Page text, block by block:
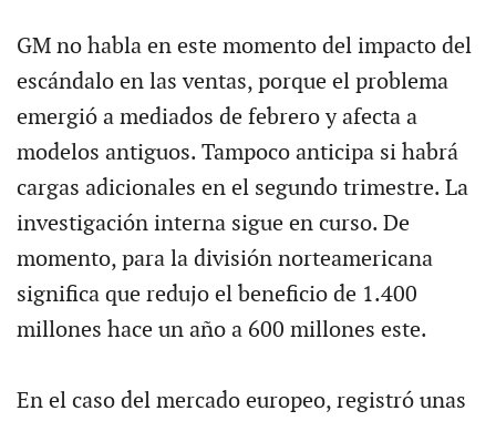
GM no habla en este momento del impacto del
escándalo en las ventas, porque el problema
emergió a mediados de febrero y afecta a
modelos antiguos. Tampoco anticipa si habrá
cargas adicionales en el segundo trimestre. La
investigación interna sigue en curso. De
momento, para la división norteamericana
significa que redujo el beneficio de 1.400
millones hace un año a 600 millones este.
En el caso del mercado europeo, registró unas